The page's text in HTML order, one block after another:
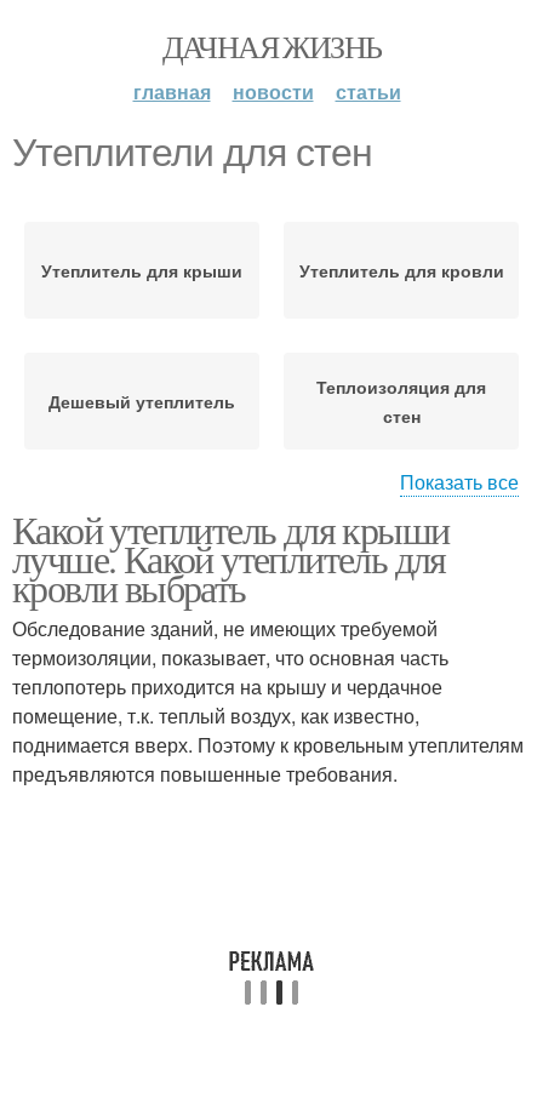
ДАЧНАЯ ЖИЗНЬ
главная новости статьи
Утеплители для стен
Утеплитель для крыши Утеплитель для кровли
Дешевый утеплитель
Теплоизоляция для
стен
Требования к
утеплителю
Требования к
мансардному
утеплителю
Минеральные
утеплители
Показать все
Какой утеплитель для крыши
лучше. Какой утеплитель для
кровли выбрать
Обследование зданий, не имеющих требуемой
термоизоляции, показывает, что основная часть
теплопотерь приходится на крышу и чердачное
помещение, т.к. теплый воздух, как известно,
поднимается вверх. Поэтому к кровельным утеплителям
предъявляются повышенные требования.